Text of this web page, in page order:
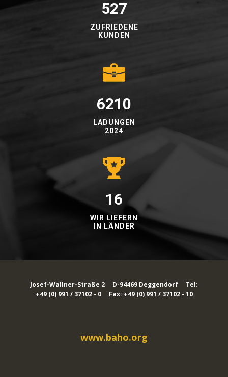
528
ZUFRIEDENE
KUNDEN
6218
LADUNGEN
2024
16
WIR LIEFERN
IN LÄNDER
Josef-Wallner-Straße 2 D-94469 Deggendorf Tel:
+49 (0) 991 / 37102 - 0 Fax: +49 (0) 991 / 37102 - 10
www.baho.org